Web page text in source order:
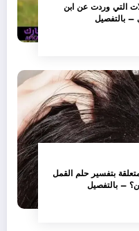
التي وردت عن ابن
بالتفصيل
بتفسير حلم القمل
– بالتفصيل